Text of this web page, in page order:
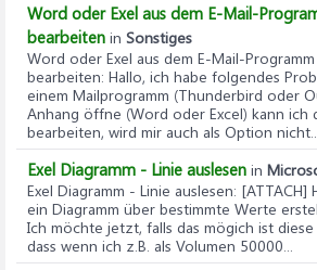
Word oder Exel aus dem E-Mail-
bearbeiten in Sonstiges
Word oder Exel aus dem E-Mail-
bearbeiten: Hallo, ich habe folgendes
einem Mailprogramm (Thunderbird oder
Anhang öffne (Word oder Excel) kann ich
bearbeiten, wird mir auch als Option nicht...
Exel Diagramm - Linie auslesen in
Exel Diagramm - Linie auslesen: [ATTACH]
ein Diagramm über bestimmte Werte
Ich möchte jetzt, falls das mögich ist
dass wenn ich z.B. als Volumen 50000...